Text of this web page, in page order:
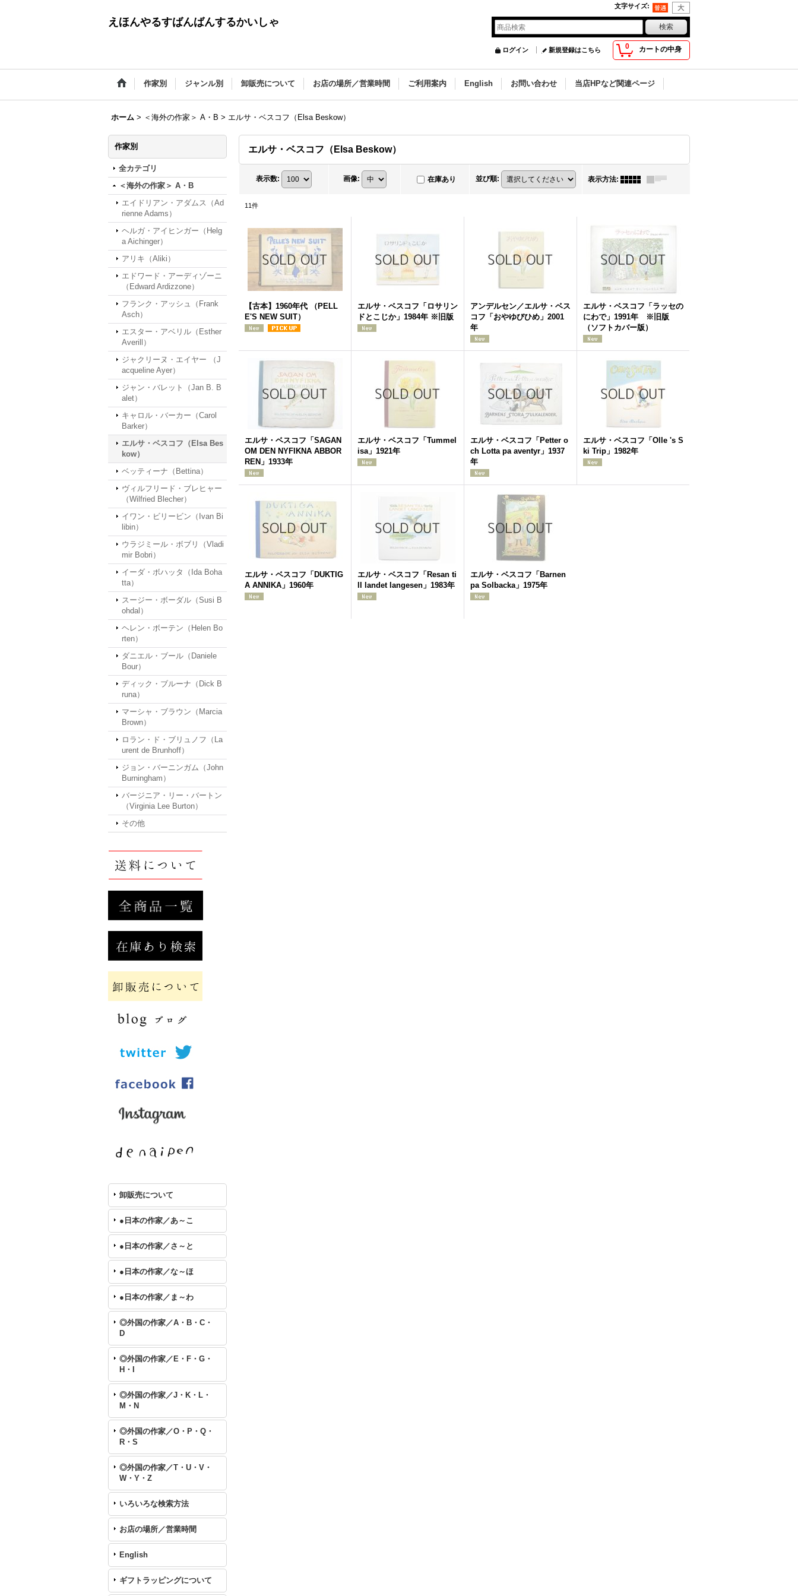
文字サイズ:
えほんやるすばんばんするかいしゃ
0 カートの中身
ログイン 新規登録はこちら
作家別 ジャンル別 卸販売について お店の場所／営業時間 ご利用案内 English お問い合わせ 当店HPなど関連ページ
ホーム > ＜海外の作家＞ A・B > エルサ・ベスコフ（Elsa Beskow）
作家別
全カテゴリ
＜海外の作家＞ A・B
エイドリアン・アダムス（Ad
rienne Adams）
ヘルガ・アイヒンガー（Helg
a Aichinger）
アリキ（Aliki）
エドワード・アーディゾーニ
（Edward Ardizzone）
フランク・アッシュ（Frank
Asch）
エスター・アベリル（Esther
Averill）
ジャクリーヌ・エイヤー （J
acqueline Ayer）
ジャン・バレット（Jan B. B
alet）
キャロル・バーカー（Carol
Barker）
エルサ・ベスコフ（Elsa Bes
kow）
ベッティーナ（Bettina）
ヴィルフリード・ブレヒャー
（Wilfried Blecher）
イワン・ビリービン（Ivan Bi
libin）
ウラジミール・ボブリ（Vladi
mir Bobri）
イーダ・ボハッタ（Ida Boha
tta）
スージー・ボーダル（Susi B
ohdal）
ヘレン・ボーテン（Helen Bo
rten）
ダニエル・ブール（Daniele
Bour）
ディック・ブルーナ（Dick B
runa）
マーシャ・ブラウン（Marcia
Brown）
ロラン・ド・ブリュノフ（La
urent de Brunhoff）
ジョン・バーニンガム（John
Burningham）
バージニア・リー・バートン
（Virginia Lee Burton）
その他
卸販売について
●日本の作家／あ～こ
●日本の作家／さ～と
●日本の作家／な～ほ
●日本の作家／ま～わ
◎外国の作家／A・B・C・
D
◎外国の作家／E・F・G・
H・I
◎外国の作家／J・K・L・
M・N
◎外国の作家／O・P・Q・
R・S
◎外国の作家／T・U・V・
W・Y・Z
いろいろな検索方法
お店の場所／営業時間
English
ギフトラッピングについて
エルサ・ベスコフ（Elsa Beskow）
表示数: 画像: 在庫あり 並び順: 表示方法:
11件
【古本】1960年代 （PELL
E'S NEW SUIT）
エルサ・ベスコフ「ロサリン
ドとこじか」1984年 ※旧版
アンデルセン／エルサ・ベス
コフ「おやゆびひめ」2001
年
エルサ・ベスコフ「ラッセの
にわで」1991年 ※旧版
（ソフトカバー版）
エルサ・ベスコフ「SAGAN
OM DEN NYFIKNA ABBOR
REN」1933年
エルサ・ベスコフ「Tummel
isa」1921年
エルサ・ベスコフ「Petter o
ch Lotta pa aventyr」1937
年
エルサ・ベスコフ「Olle 's S
ki Trip」1982年
エルサ・ベスコフ「DUKTIG
A ANNIKA」1960年
エルサ・ベスコフ「Resan ti
ll landet langesen」1983年
エルサ・ベスコフ「Barnen
pa Solbacka」1975年